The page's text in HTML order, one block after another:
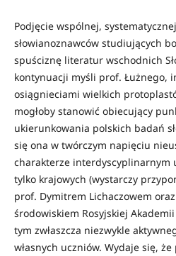
Podjęcie wspólnej,
słowianoznawców studiujących
spuściznę literatur wschodnich
kontynuacji myśli prof. Łużnego,
osiągnieciami wielkich
mogłoby stanowić obiecujący
ukierunkowania polskich badań
się ona w twórczym napięciu
charakterze interdyscyplinarnym
tylko krajowych (wystarczy
prof. Dymitrem Lichaczowem
środowiskiem Rosyjskiej
tym zwłaszcza niezwykle
własnych uczniów. Wydaje się,